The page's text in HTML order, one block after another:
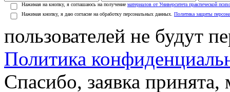
Нажимая на кнопку, я соглашаюсь на получение материалов от Университета практической
Нажимая кнопку, я даю согласие на обработку персональных данных. Политика защиты
пользователей не будут
Политика
Спасибо, заявка